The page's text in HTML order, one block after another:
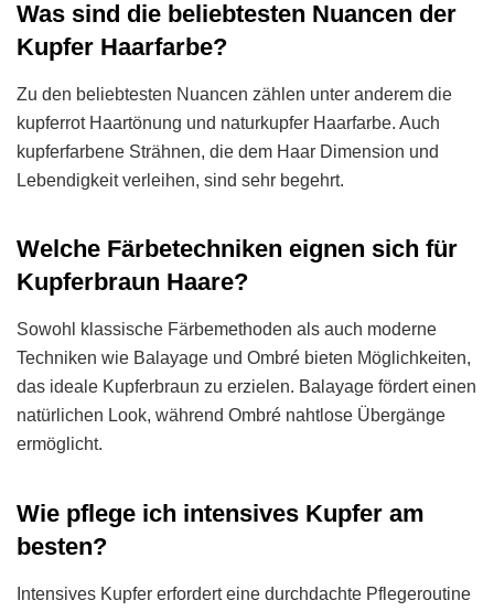
Was sind die beliebtesten Nuancen der
Kupfer Haarfarbe?
Zu den beliebtesten Nuancen zählen unter anderem die
kupferrot Haartönung und naturkupfer Haarfarbe. Auch
kupferfarbene Strähnen, die dem Haar Dimension und
Lebendigkeit verleihen, sind sehr begehrt.
Welche Färbetechniken eignen sich für
Kupferbraun Haare?
Sowohl klassische Färbemethoden als auch moderne
Techniken wie Balayage und Ombré bieten Möglichkeiten,
das ideale Kupferbraun zu erzielen. Balayage fördert einen
natürlichen Look, während Ombré nahtlose Übergänge
ermöglicht.
Wie pflege ich intensives Kupfer am
besten?
Intensives Kupfer erfordert eine durchdachte Pflegeroutine